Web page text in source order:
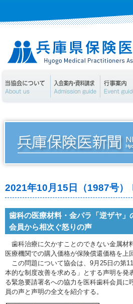
2021年10月15日（1987号）
歯科の医療材料・金パラ「逆ザヤ」
会員から相次ぐ怒りの声
歯科治療に欠かすことのできない金属材
医療機関での購入価格が保険償還価格を
この問題について協会は、9月25日の第
本的な制度改善を求める」とする声明を
る緊急要請署名への協力を医科歯科会員
員の声と声明の全文を紹介する。